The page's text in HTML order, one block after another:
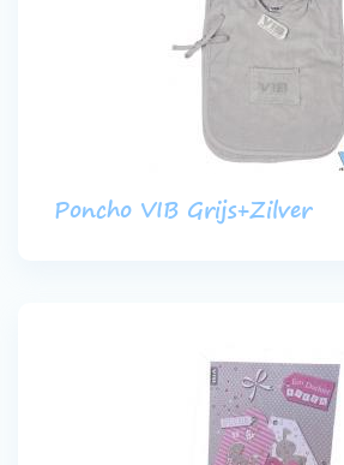
Poncho VIB Grijs+Zilver